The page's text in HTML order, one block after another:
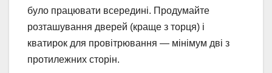
було працювати всередині. Продумайте
розташування дверей (краще з торця) і
кватирок для провітрювання — мінімум дві з
протилежних сторін.